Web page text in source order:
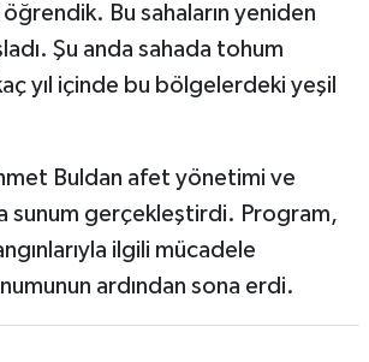
Bu sahaların yeniden
Şu anda sahada tohum
yıl içinde bu bölgelerdeki yeşil
Buldan afet yönetimi ve
sunum gerçekleştirdi. Program,
ilgili mücadele
ardından sona erdi.